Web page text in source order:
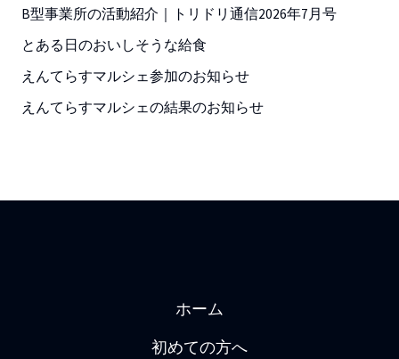
B型事業所の活動紹介｜トリドリ通信2026年7月号
とある日のおいしそうな給食
えんてらすマルシェ参加のお知らせ
えんてらすマルシェの結果のお知らせ
ホーム
初めての方へ